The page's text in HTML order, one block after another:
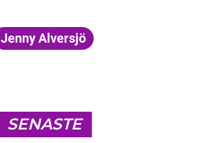
Jenny Alversjö
SENASTE